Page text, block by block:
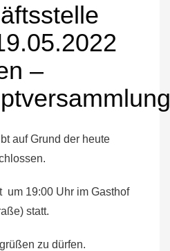
–
auf Grund der heute
um 19:00 Uhr im Gasthof
statt.
zu dürfen.